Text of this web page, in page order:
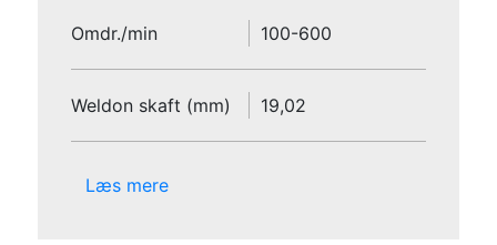
Omdr./min 100-600
Weldon skaft (mm) 19,02
Læs mere